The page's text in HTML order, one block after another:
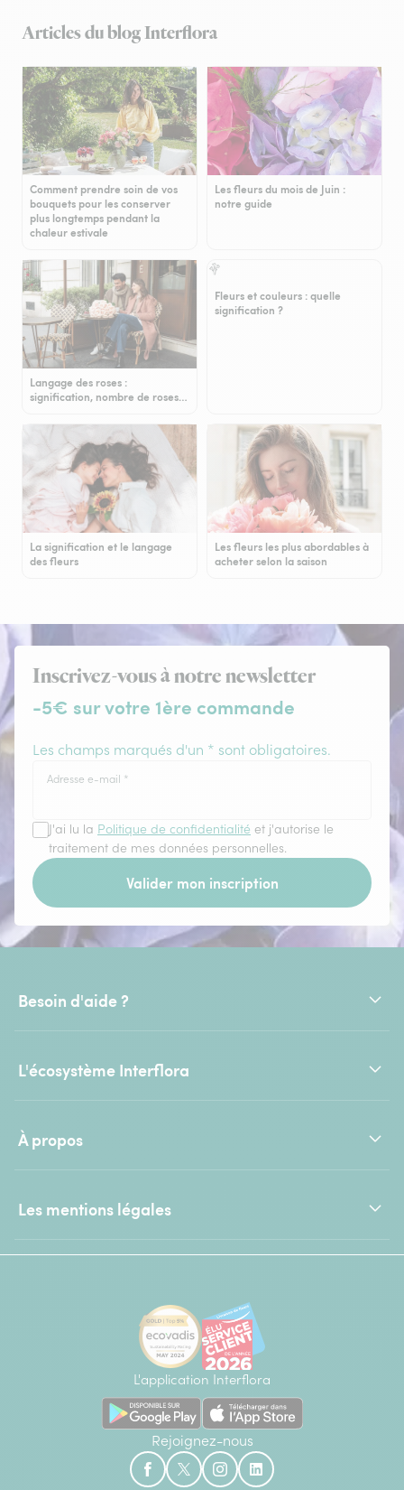
Articles du blog Interflora
Comment prendre soin de vos
bouquets pour les conserver
plus longtemps pendant la
chaleur estivale
Les fleurs du mois de Juin :
notre guide
Langage des roses :
signification, nombre de roses…
Fleurs et couleurs : quelle
signification ?
La signification et le langage
des fleurs
Les fleurs les plus abordables à
acheter selon la saison
Inscrivez-vous à notre newsletter
-5€ sur votre 1ère commande
Les champs marqués d'un * sont obligatoires.
Adresse e-mail *
J'ai lu la Politique de confidentialité et j'autorise le
traitement de mes données personnelles.
Valider mon inscription
Besoin d'aide ?
L'écosystème Interflora
À propos
Les mentions légales
L'application Interflora
Rejoignez-nous